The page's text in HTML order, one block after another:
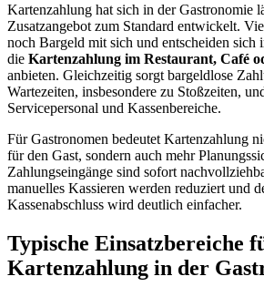
Kartenzahlung hat sich in der Gastronomie
Zusatzangebot zum Standard entwickelt.
noch Bargeld mit sich und entscheiden
die Kartenzahlung im Restaurant, Café
anbieten. Gleichzeitig sorgt bargeldlose
Wartezeiten, insbesondere zu Stoßzeiten,
Servicepersonal und Kassenbereiche.
Für Gastronomen bedeutet Kartenzahlung
für den Gast, sondern auch mehr
Zahlungseingänge sind sofort
manuelles Kassieren werden reduziert und
Kassenabschluss wird deutlich einfacher.
Typische Einsatzbereiche
Kartenzahlung in der